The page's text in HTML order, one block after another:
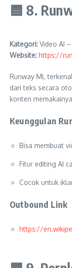
🟦 8.
Kategori: Video AI
Website: https://
Runway ML
dari teks secara
konten
Keunggulan
Bisa membuat
Fitur editing AI
Cocok untuk
Outbound Link
https://